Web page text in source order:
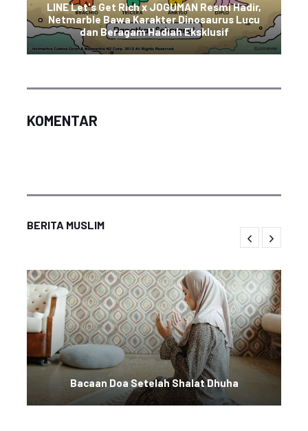
LINE Let's Get Rich x JOGUMAN Resmi Hadir,
Netmarble Bawa Karakter Dinosaurus Lucu
dan Beragam Hadiah Eksklusif
KOMENTAR
BERITA MUSLIM
Bacaan Doa Setelah Shalat Dhuha